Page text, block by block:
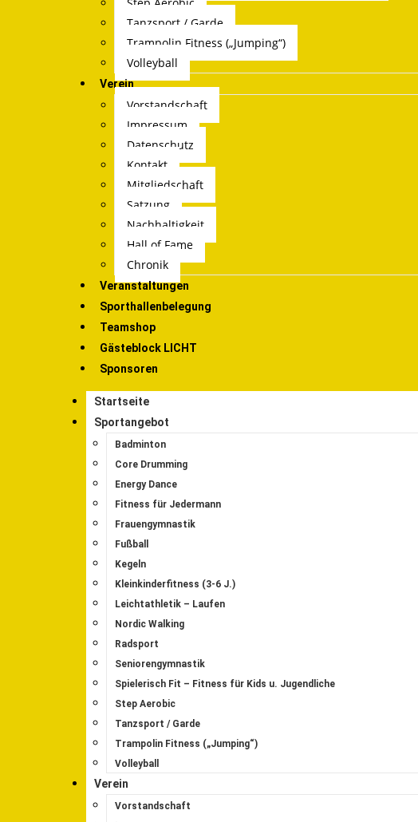
Tanzsport / Garde
Trampolin Fitness („Jumping“)
Volleyball
Verein
Vorstandschaft
Impressum
Datenschutz
Kontakt
Mitgliedschaft
Satzung
Nachhaltigkeit
Hall of Fame
Chronik
Veranstaltungen
Sporthallenbelegung
Teamshop
Gästeblock LICHT
Sponsoren
Startseite
Sportangebot
Badminton
Core Drumming
Energy Dance
Fitness für Jedermann
Frauengymnastik
Fußball
Kegeln
Kleinkinderfitness (3-6 J.)
Leichtathletik – Laufen
Nordic Walking
Radsport
Seniorengymnastik
Spielerisch Fit – Fitness für Kids u. Jugendliche
Step Aerobic
Tanzsport / Garde
Trampolin Fitness („Jumping“)
Volleyball
Verein
Vorstandschaft